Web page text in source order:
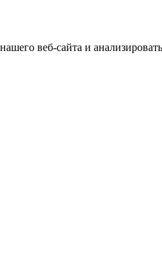
веб-сайта и